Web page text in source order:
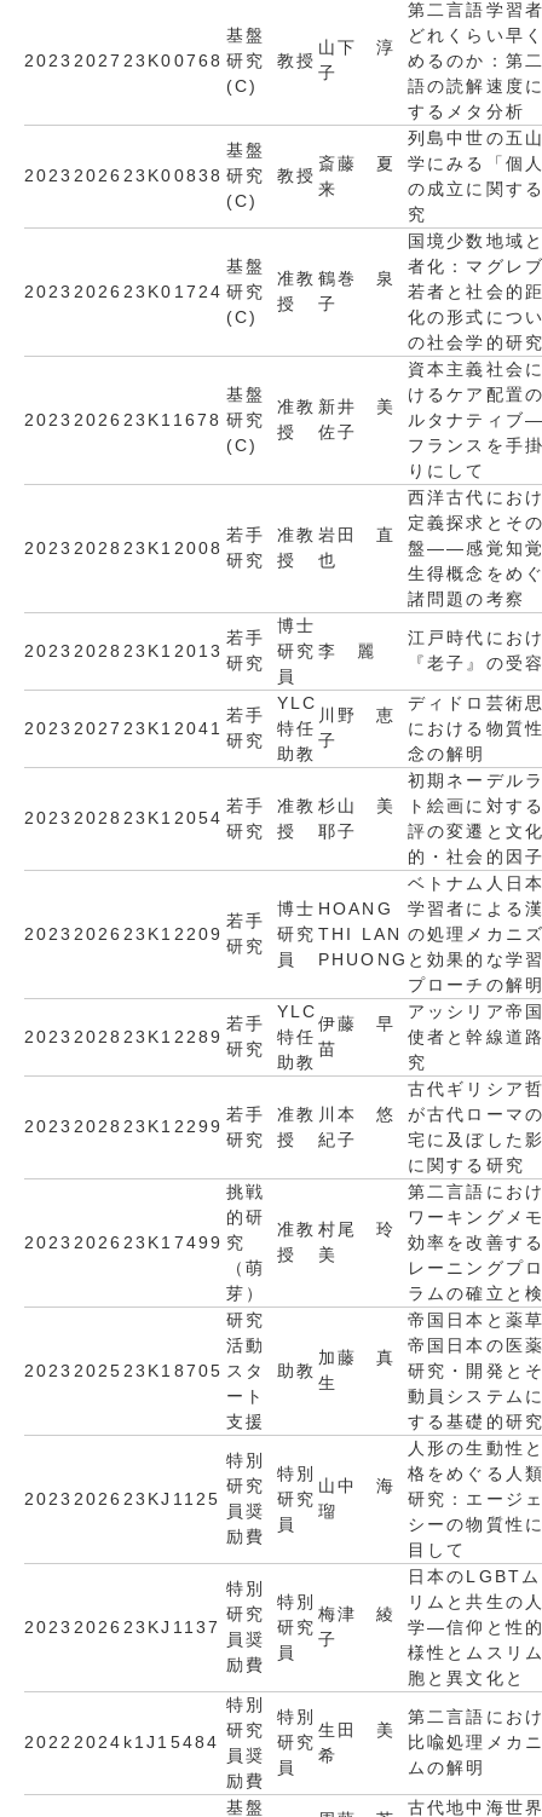
2023 2027 23K00768
基盤
研究
(C)
教授
山下 淳
子
第二言語学習
どれくらい早
めるのか：第
語の読解速度
するメタ分析
2023 2026 23K00838
基盤
研究
(C)
教授
斎藤 夏
来
列島中世の五
学にみる「個
の成立に関す
究
2023 2026 23K01724
基盤
研究
(C)
准教
授
鶴巻 泉
子
国境少数地域
者化：マグレ
若者と社会的
化の形式につ
の社会学的研
2023 2026 23K11678
基盤
研究
(C)
准教
授
新井 美
佐子
資本主義社会
けるケア配置
ルタナティ
フランスを手
りにして
2023 2028 23K12008
若手
研究
准教
授
岩田 直
也
西洋古代にお
定義探求とそ
盤――感覚知
生得概念をめ
諸問題の考察
2023 2028 23K12013
若手
研究
博士
研究
員
李 麗
江戸時代にお
『老子』の受
2023 2027 23K12041
若手
研究
YLC
特任
助教
川野 恵
子
ディドロ芸術
における物質
念の解明
2023 2028 23K12054
若手
研究
准教
授
杉山 美
耶子
初期ネーデル
ト絵画に対す
評の変遷と文
的・社会的因
2023 2026 23K12209
若手
研究
博士
研究
員
HOANG
THI LAN
PHUONG
ベトナム人日
学習者による
の処理メカニ
と効果的な学
プローチの解
2023 2028 23K12289
若手
研究
YLC
特任
助教
伊藤 早
苗
アッシリア帝
使者と幹線道
究
2023 2028 23K12299
若手
研究
准教
授
川本 悠
紀子
古代ギリシア
が古代ローマ
宅に及ぼした
に関する研究
2023 2026 23K17499
挑戦
的研
究
（萌
芽）
准教
授
村尾 玲
美
第二言語にお
ワーキングメ
効率を改善す
レーニングプ
ラムの確立と
2023 2025 23K18705
研究
活動
スタ
ート
支援
助教
加藤 真
生
帝国日本と薬
帝国日本の医
研究・開発と
動員システム
する基礎的研
2023 2026 23KJ1125
特別
研究
員奨
励費
特別
研究
員
山中 海
瑠
人形の生動性
格をめぐる人
研究：エージ
シーの物質性
目して
2023 2026 23KJ1137
特別
研究
員奨
励費
特別
研究
員
梅津 綾
子
日本のLGBT
リムと共生の
学―信仰と性
様性とムスリ
胞と異文化と
2022 2024 k1J15484
特別
研究
員奨
励費
特別
研究
員
生田 美
希
第二言語にお
比喩処理メカ
ムの解明
基盤 古代地中海世